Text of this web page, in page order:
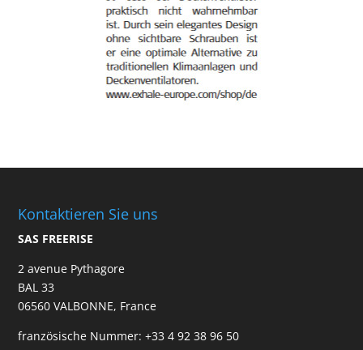
Kontaktieren Sie uns
SAS FREERISE
2 avenue Pythagore
BAL 33
06560 VALBONNE, France
französische Nummer:+33 4 92 38 96 50